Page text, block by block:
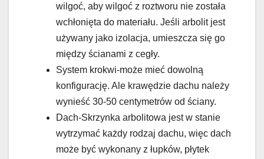
wilgoć, aby wilgoć z roztworu nie została
wchłonięta do materiału. Jeśli arbolit jest
używany jako izolacja, umieszcza się go
między ścianami z cegły.
System krokwi-może mieć dowolną
konfigurację. Ale krawędzie dachu należy
wynieść 30-50 centymetrów od ściany.
Dach-Skrzynka arbolitowa jest w stanie
wytrzymać każdy rodzaj dachu, więc dach
może być wykonany z łupków, płytek